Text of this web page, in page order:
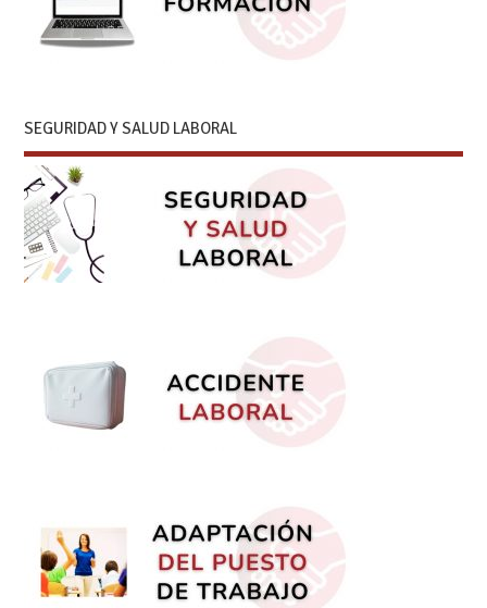
SEGURIDAD Y SALUD LABORAL